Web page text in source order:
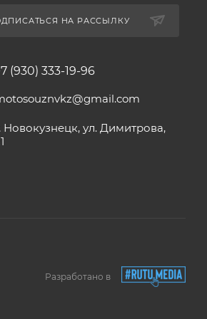
НА РАССЫЛКУ
(930) 333-19-96
Новокузнецк, ул. Димитрова,
Разработано в